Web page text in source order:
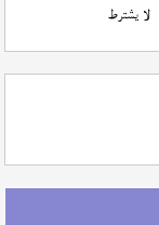
لا يشترط